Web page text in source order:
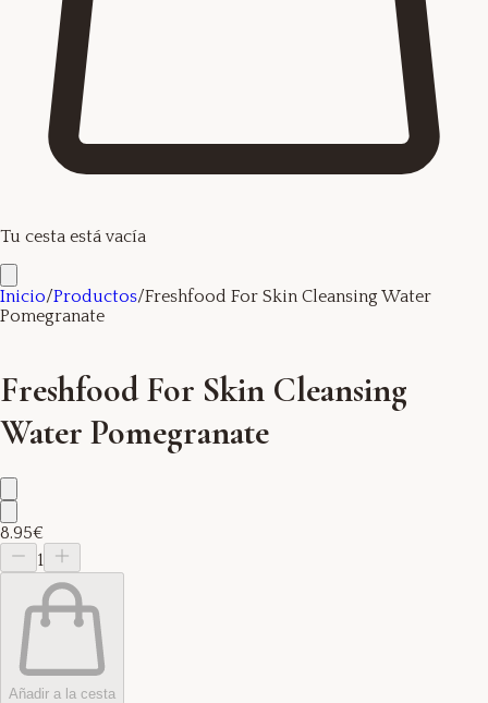
Tu cesta está vacía
Inicio/Productos/Freshfood For Skin Cleansing Water
Pomegranate
Freshfood For Skin Cleansing
Water Pomegranate
8.95€
1
Añadir a la cesta